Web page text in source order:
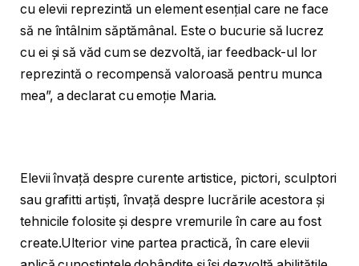
cu elevii reprezintă un element esențial care ne face
să ne întâlnim săptămânal. Este o bucurie să lucrez
cu ei și să văd cum se dezvoltă, iar feedback-ul lor
reprezintă o recompensă valoroasă pentru munca
mea”, a declarat cu emoție Maria.
Elevii învață despre curente artistice, pictori, sculptori
sau grafitti artiști, învață despre lucrările acestora și
tehnicile folosite și despre vremurile în care au fost
create.Ulterior vine partea practică, în care elevii